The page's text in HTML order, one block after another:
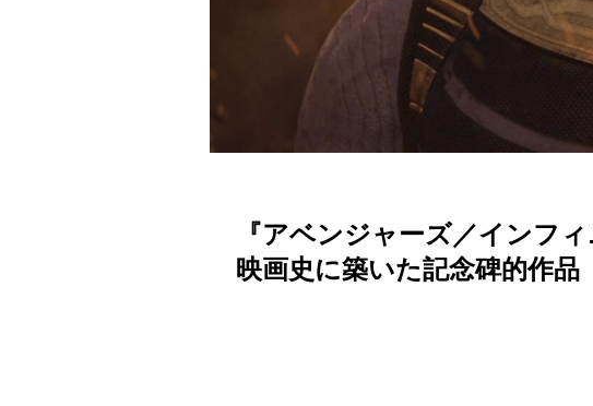
『アベンジャーズ／インフ
映画史に築いた記念碑的作品